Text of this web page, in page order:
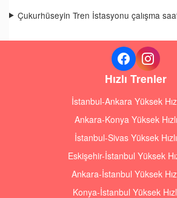
Çukurhüseyin Tren İstasyonu çalışma
Hızlı Trenler
İstanbul-Ankara Yüksek
Ankara-Konya Yüksek
İstanbul-Sivas Yüksek
Eskişehir-İstanbul Yüksek
Ankara-İstanbul Yüksek
Konya-İstanbul Yüksek